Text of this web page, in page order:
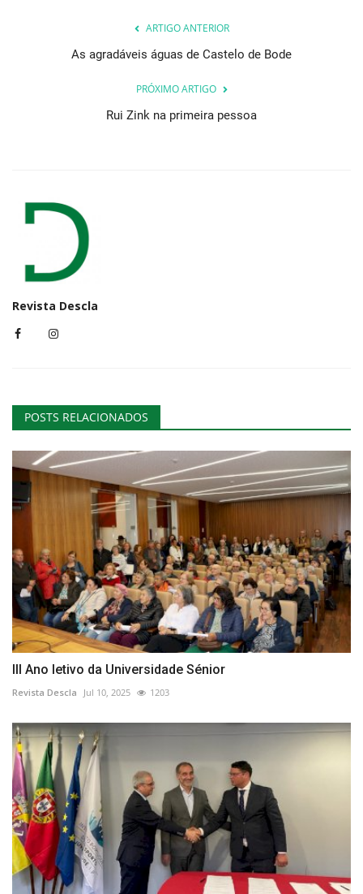
ARTIGO ANTERIOR
As agradáveis águas de Castelo de Bode
PRÓXIMO ARTIGO
Rui Zink na primeira pessoa
Revista Descla
POSTS RELACIONADOS
III Ano letivo da Universidade Sénior
Revista Descla Jul 10, 2025 1203